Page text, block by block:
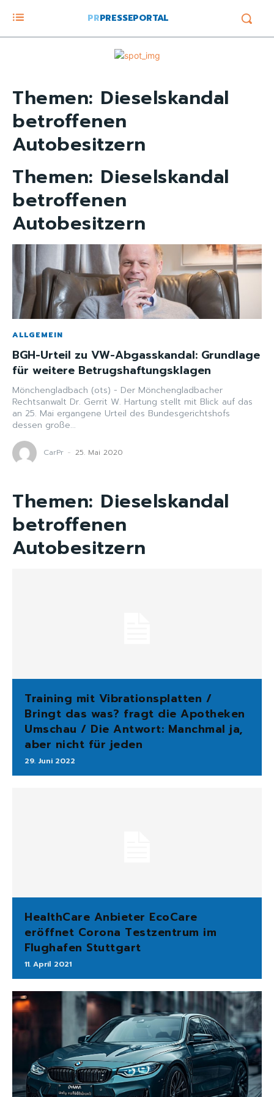
PRPRESSEPORTAL
Themen: Dieselskandal
betroffenen
Autobesitzern
Themen: Dieselskandal
betroffenen
Autobesitzern
ALLGEMEIN
BGH-Urteil zu VW-Abgasskandal: Grundlage
für weitere Betrugshaftungsklagen
Mönchengladbach (ots) - Der Mönchengladbacher
Rechtsanwalt Dr. Gerrit W. Hartung stellt mit Blick auf das
an 25. Mai ergangene Urteil des Bundesgerichtshofs
dessen große...
CarPr - 25. Mai 2020
Themen: Dieselskandal
betroffenen
Autobesitzern
Training mit Vibrationsplatten /
Bringt das was? fragt die Apotheken
Umschau / Die Antwort: Manchmal ja,
aber nicht für jeden
29. Juni 2022
HealthCare Anbieter EcoCare
eröffnet Corona Testzentrum im
Flughafen Stuttgart
11. April 2021